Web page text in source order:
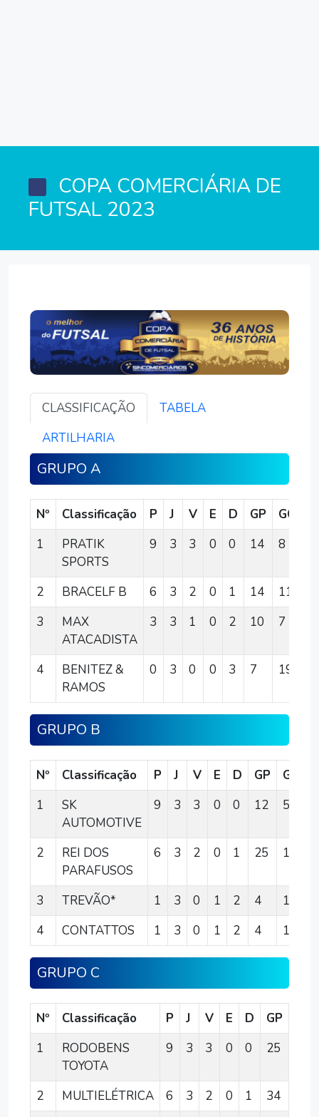
COPA COMERCIÁRIA DE
FUTSAL 2023
CLASSIFICAÇÃO
TABELA
ARTILHARIA
GRUPO A
Nº Classificação P J V E D GP GC
1
PRATIK
SPORTS
9 3 3 0 0 14 8
2 BRACELF B 6 3 2 0 1 14 11
3
MAX
ATACADISTA
3 3 1 0 2 10 7
4
BENITEZ &
RAMOS
0 3 0 0 3 7 19
GRUPO B
Nº Classificação P J V E D GP GC
1
SK
AUTOMOTIVE
9 3 3 0 0 12 5
2
REI DOS
PARAFUSOS
6 3 2 0 1 25 10
3 TREVÃO* 1 3 0 1 2 4 15
4
CONTATTOS 1 3 0 1 2 4 15
GRUPO C
Nº Classificação P J V E D GP
1
RODOBENS
TOYOTA
9 3 3 0 0 25
2 MULTIELÉTRICA 6 3 2 0 1 34